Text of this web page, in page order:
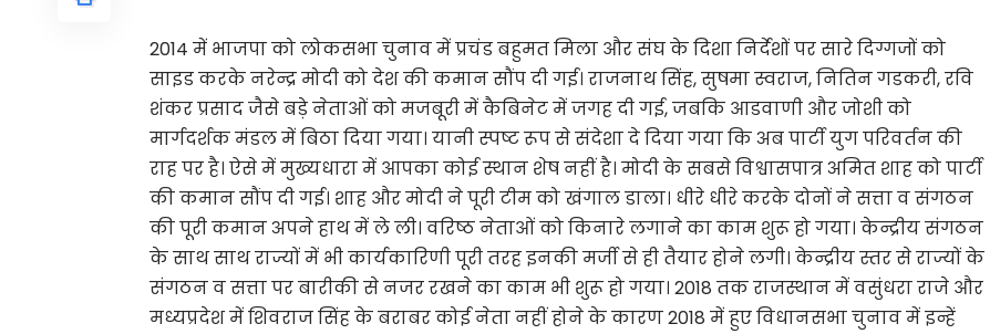
2014 में भाजपा को लोकसभा चुनाव में प्रचंड बहुमत मिला और संघ के दिशा निर्देशों पर सारे दिग्गजों को
साइड करके नरेन्द्र मोदी को देश की कमान सौंप दी गई। राजनाथ सिंह, सुषमा स्वराज, नितिन गडकरी, रवि
शंकर प्रसाद जैसे बड़े नेताओं को मजबूरी में कैबिनेट में जगह दी गई, जबकि आडवाणी और जोशी को
मार्गदर्शक मंडल में बिठा दिया गया। यानी स्पष्ट रूप से संदेशा दे दिया गया कि अब पार्टी युग परिवर्तन की
राह पर है। ऐसे में मुख्यधारा में आपका कोई स्थान शेष नहीं है। मोदी के सबसे विश्वासपात्र अमित शाह को पार्टी
की कमान सौंप दी गई। शाह और मोदी ने पूरी टीम को खंगाल डाला। धीरे धीरे करके दोनों ने सत्ता व संगठन
की पूरी कमान अपने हाथ में ले ली। वरिष्ठ नेताओं को किनारे लगाने का काम शुरू हो गया। केन्द्रीय संगठन
के साथ साथ राज्यों में भी कार्यकारिणी पूरी तरह इनकी मर्जी से ही तैयार होने लगी। केन्द्रीय स्तर से राज्यों के
संगठन व सत्ता पर बारीकी से नजर रखने का काम भी शुरू हो गया। 2018 तक राजस्थान में वसुंधरा राजे और
मध्यप्रदेश में शिवराज सिंह के बराबर कोई नेता नहीं होने के कारण 2018 में हुए विधानसभा चुनाव में इन्हें